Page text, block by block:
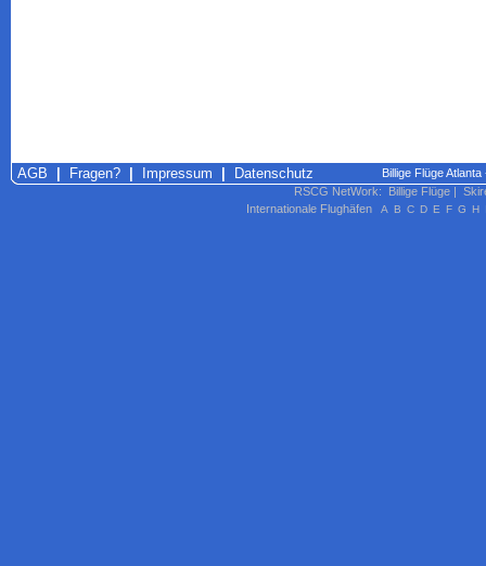
AGB Fragen? Impressum Datenschutz
Billige Flüge
RSCG NetWork: Billige Flüge |
Internationale Flughäfen
A B C D E F G H